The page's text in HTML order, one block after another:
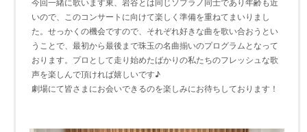
いので、このコンサートに向けて楽しく準備を重ねてまいりまし
た。せっかくの機会ですので、それぞれ好きな曲を歌い合おうとい
うことで、最初から最後まで珠玉の名曲揃いのプログラムとなって
おります。プロとして走り始めたばかりの私たちのフレッシュな歌
声を楽しんで頂ければ嬉しいです♪
劇場にて皆さまにお会いできるのを楽しみにお待ちしております！